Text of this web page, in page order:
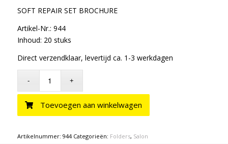
SOFT REPAIR SET BROCHURE
Artikel-Nr.: 944
Inhoud: 20 stuks
Direct verzendklaar, levertijd ca. 1-3 werkdagen
Toevoegen aan winkelwagen
Artikelnummer: 944 Categorieën: Folders, Salon